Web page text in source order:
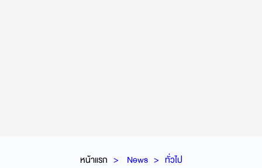
หน้าแรก News ทั่วไป